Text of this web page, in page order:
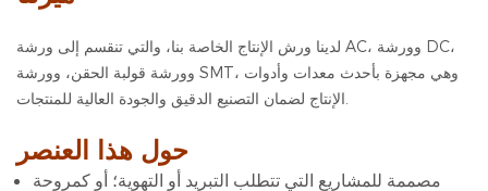
لدينا ورش الإنتاج الخاصة بنا، والتي تنقسم إلى ورشة AC، وورشة DC،
وورشة قولبة الحقن، وورشة SMT، وهي مجهزة بأحدث معدات وأدوات
حول هذا العنصر
مصممة للمشاريع التي تتطلب التبريد أو التهوية؛ أو كمروحة